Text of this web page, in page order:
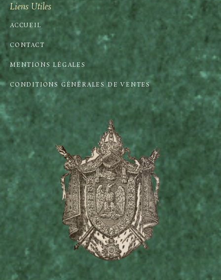
Liens Utiles
ACCUEIL
CONTACT
MENTIONS LÉGALES
CONDITIONS GÉNÉRALES DE VENTES